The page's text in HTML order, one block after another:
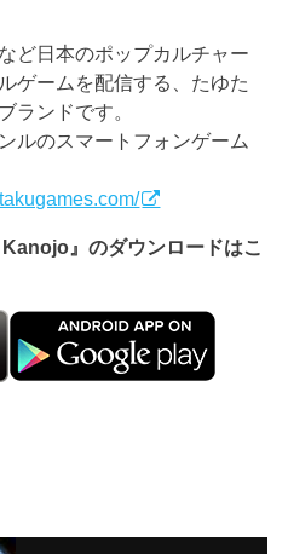
ど日本のポップカルチャー
ゲームを配信する、たゆた
ランドです。
ルのスマートフォンゲーム
』のダウンロードはこ